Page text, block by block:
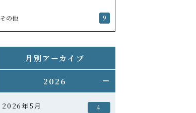
その他 9
月別アーカイブ
2026
2026年5月 4